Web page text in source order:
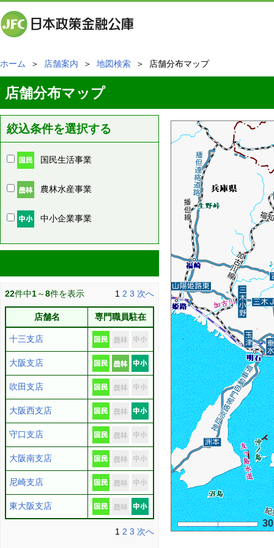
ホーム ＞ 店舗案内 ＞ 地図検索 ＞ 店舗分布マップ
店舗分布マップ
絞込条件を選択する
国民生活事業
農林水産事業
中小企業事業
22件中1～8件を表示 1 2 3 次へ
店舗名 専門職員駐在
十三支店
大阪支店
吹田支店
大阪西支店
守口支店
大阪南支店
尼崎支店
東大阪支店
1 2 3 次へ